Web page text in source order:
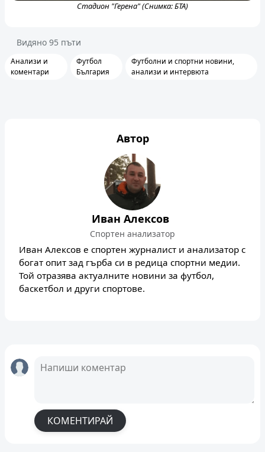
Стадион "Герена" (Снимка: БТА)
Видяно 95 пъти
Анализи и
коментари
Футбол
България
Футболни и спортни новини,
анализи и интервюта
Автор
Иван Алексов
Спортен анализатор
Иван Алексов е спортен журналист и анализатор с
богат опит зад гърба си в редица спортни медии.
Той отразява актуалните новини за футбол,
баскетбол и други спортове.
КОМЕНТИРАЙ